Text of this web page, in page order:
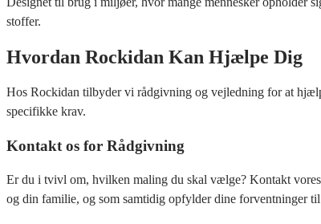
stoffer.
Hvordan Rockidan Kan Hjælpe Dig
Hos Rockidan tilbyder vi rådgivning og vejledning for at
specifikke krav.
Kontakt os for Rådgivning
Er du i tvivl om, hvilken maling du skal vælge? Kontakt
og din familie, og som samtidig opfylder dine forventninger